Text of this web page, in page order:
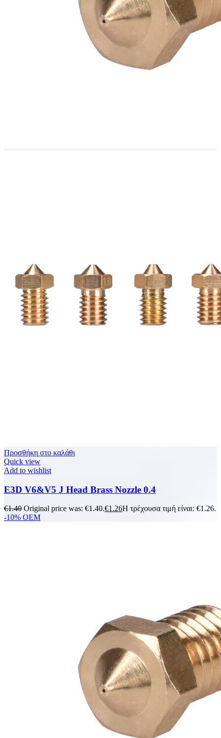
Προσθήκη στο καλάθι
Quick view
Add to wishlist
E3D V6&V5 J Head Brass Nozzle 0.4
€1.40 Original price was: €1.40.€1.26Η τρέχουσα τιμή είναι: €1.26.
-10% OEM